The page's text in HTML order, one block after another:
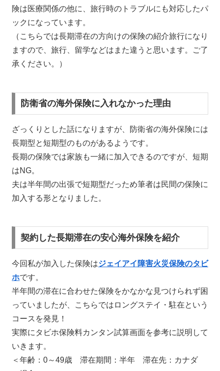
険は医療関係の他に、旅行時のトラブルにも対応したパ
ックになっています。
（こちらでは長期滞在の方向けの保険の紹介旅行になり
ますので、旅行、留学などはまた違うと思います。ご了
承ください。）
防衛省の海外保険に入れなかった理由
ざっくりとした話になりますが、防衛省の海外保険には
長期型と短期型のものがあるようです。
長期の保険では家族も一緒に加入できるのですが、短期
はNG。
夫は半年間の出張で短期型だっため筆者は民間の保険に
加入する形となりました。
契約した長期滞在の安心海外保険を紹介
今回私が加入した保険はジェイアイ障害火災保険のタビ
ホです。
半年間の滞在に合わせた保険をかなかな見つけられず困
っていましたが、こちらではロングステイ・駐在という
コースを発見！
実際にタビホ保険料カンタン試算画面を参考に説明して
いきます。
＜年齢：0～49歳 滞在期間：半年 滞在先：カナダ